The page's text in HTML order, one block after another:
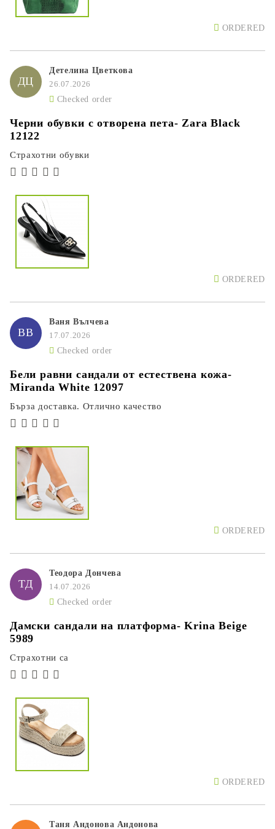
ORDERED
ДЦ
Детелина Цветкова
26.07.2026
Checked order
Черни обувки с отворена пета- Zara Black
12122
Страхотни обувки
ORDERED
ВВ
Ваня Вълчева
17.07.2026
Checked order
Бели равни сандали от естествена кожа-
Miranda White 12097
Бърза доставка. Отлично качество
ORDERED
ТД
Теодора Дончева
14.07.2026
Checked order
Дамски сандали на платформа- Krina Beige
5989
Страхотни са
ORDERED
Таня Андонова Андонова